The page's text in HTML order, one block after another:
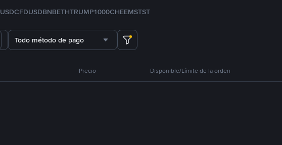
USDCFDUSDBNBETHTRUMP1000CHEEMSTST
Todo método de pago
Precio Disponible/Límite de la orden